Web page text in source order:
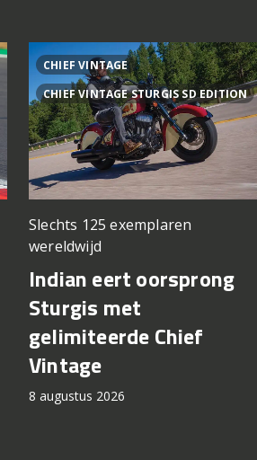
CHIEF VINTAGE
CHIEF VINTAGE STURGIS SD EDITION
Slechts 125 exemplaren
wereldwijd
Indian eert oorsprong
Sturgis met
gelimiteerde Chief
Vintage
8 augustus 2026